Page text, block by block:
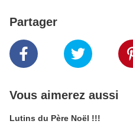
Partager
Vous aimerez aussi
Lutins du Père Noël !!!